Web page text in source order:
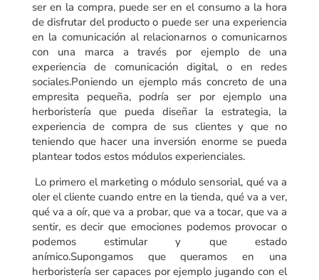
ser en la compra, puede ser en el consumo a la hora
de disfrutar del producto o puede ser una experiencia
en la comunicación al relacionarnos o comunicarnos
con una marca a través por ejemplo de una
experiencia de comunicación digital, o en redes
sociales.Poniendo un ejemplo más concreto de una
empresita pequeña, podría ser por ejemplo una
herboristería que pueda diseñar la estrategia, la
experiencia de compra de sus clientes y que no
teniendo que hacer una inversión enorme se pueda
plantear todos estos módulos experienciales.
Lo primero el marketing o módulo sensorial, qué va a
oler el cliente cuando entre en la tienda, qué va a ver,
qué va a oír, que va a probar, que va a tocar, que va a
sentir, es decir que emociones podemos provocar o
podemos estimular y que estado
anímico.Supongamos que queramos en una
herboristería ser capaces por ejemplo jugando con el